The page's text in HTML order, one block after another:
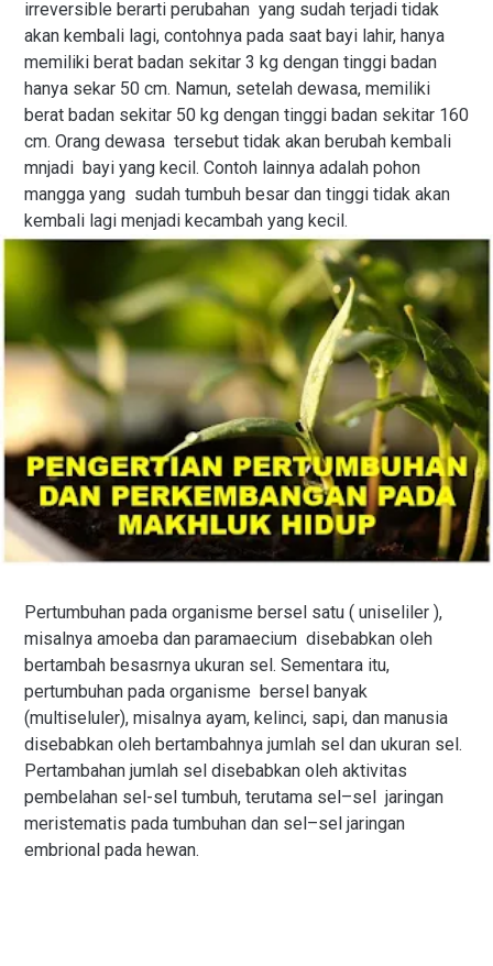
irreversible berarti perubahan yang sudah terjadi tidak
akan kembali lagi, contohnya pada saat bayi lahir, hanya
memiliki berat badan sekitar 3 kg dengan tinggi badan
hanya sekar 50 cm. Namun, setelah dewasa, memiliki
berat badan sekitar 50 kg dengan tinggi badan sekitar 160
cm. Orang dewasa tersebut tidak akan berubah kembali
mnjadi bayi yang kecil. Contoh lainnya adalah pohon
mangga yang sudah tumbuh besar dan tinggi tidak akan
kembali lagi menjadi kecambah yang kecil.
Pertumbuhan pada organisme bersel satu ( uniseliler ),
misalnya amoeba dan paramaecium disebabkan oleh
bertambah besasrnya ukuran sel. Sementara itu,
pertumbuhan pada organisme bersel banyak
(multiseluler), misalnya ayam, kelinci, sapi, dan manusia
disebabkan oleh bertambahnya jumlah sel dan ukuran sel.
Pertambahan jumlah sel disebabkan oleh aktivitas
pembelahan sel-sel tumbuh, terutama sel–sel jaringan
meristematis pada tumbuhan dan sel–sel jaringan
embrional pada hewan.